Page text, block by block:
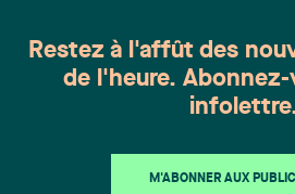
immobilier pour l’année 2016.
Restez à l'affût des
de l'heure.
M'ABONNER AUX